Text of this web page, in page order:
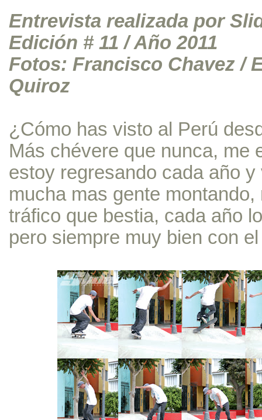
Entrevista realizada por
Edición # 11 / Año 2011
Fotos: Francisco Chavez /
Quiroz
¿Cómo has visto al Perú
Más chévere que nunca, me
estoy regresando cada año
mucha mas gente
tráfico que bestia, cada año
pero siempre muy bien con